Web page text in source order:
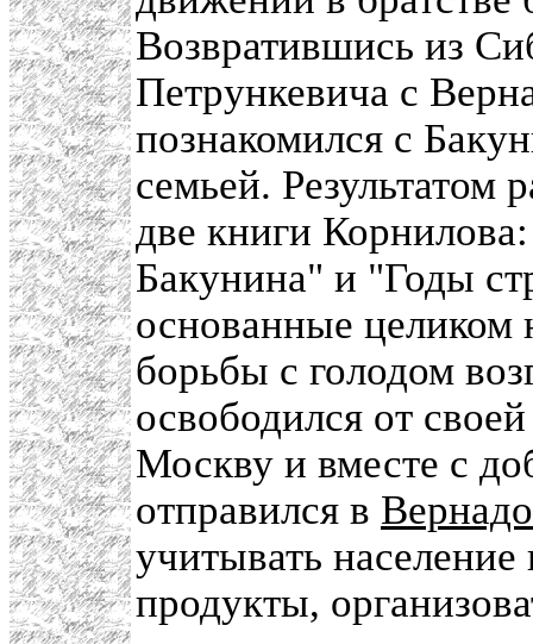
Возвратившись из
Петрункевича с
познакомился с
семьей. Результатом
две книги
Бакунина" и "Годы
основанные целиком
борьбы с голодом
освободился от
Москву и вместе с
отправился в
учитывать население
продукты,